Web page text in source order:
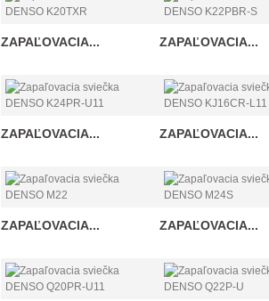
ZAPAĽOVACIA... ZAPAĽOVACIA...
ZAPAĽOVACIA... ZAPAĽOVACIA...
ZAPAĽOVACIA... ZAPAĽOVACIA...